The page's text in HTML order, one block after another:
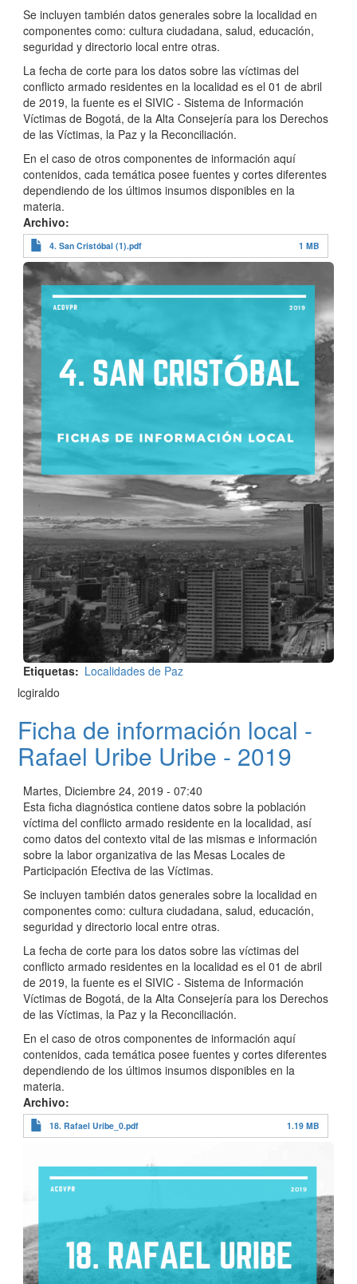
Se incluyen también datos generales sobre la localidad en
componentes como: cultura ciudadana, salud, educación,
seguridad y directorio local entre otras.
La fecha de corte para los datos sobre las víctimas del
conflicto armado residentes en la localidad es el 01 de abril
de 2019, la fuente es el SIVIC - Sistema de Información
Víctimas de Bogotá, de la Alta Consejería para los Derechos
de las Víctimas, la Paz y la Reconciliación.
En el caso de otros componentes de información aquí
contenidos, cada temática posee fuentes y cortes diferentes
dependiendo de los últimos insumos disponibles en la
materia.
Archivo
4. San Cristóbal (1).pdf 1 MB
Etiquetas
Localidades de Paz
lcgiraldo
Ficha de información local -
Rafael Uribe Uribe - 2019
Martes, Diciembre 24, 2019 - 07:40
Esta ficha diagnóstica contiene datos sobre la población
víctima del conflicto armado residente en la localidad, así
como datos del contexto vital de las mismas e información
sobre la labor organizativa de las Mesas Locales de
Participación Efectiva de las Víctimas.
Se incluyen también datos generales sobre la localidad en
componentes como: cultura ciudadana, salud, educación,
seguridad y directorio local entre otras.
La fecha de corte para los datos sobre las víctimas del
conflicto armado residentes en la localidad es el 01 de abril
de 2019, la fuente es el SIVIC - Sistema de Información
Víctimas de Bogotá, de la Alta Consejería para los Derechos
de las Víctimas, la Paz y la Reconciliación.
En el caso de otros componentes de información aquí
contenidos, cada temática posee fuentes y cortes diferentes
dependiendo de los últimos insumos disponibles en la
materia.
Archivo
18. Rafael Uribe_0.pdf 1.19 MB